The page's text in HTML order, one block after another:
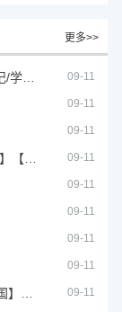
更多>>
09-11
09-11
09-11
09-11
09-11
09-11
09-11
09-11
09-11